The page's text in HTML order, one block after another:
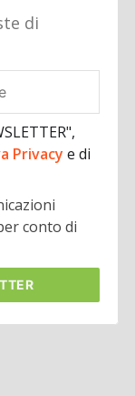
di
Privacye di
conto di